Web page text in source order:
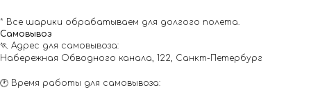
* Все шарики обрабатываем для долгого полета.
Самовывоз
🏃 Адрес для самовывоза:
Набережная Обводного канала, 122, Санкт-Петербург
🕐 Время работы для самовывоза: